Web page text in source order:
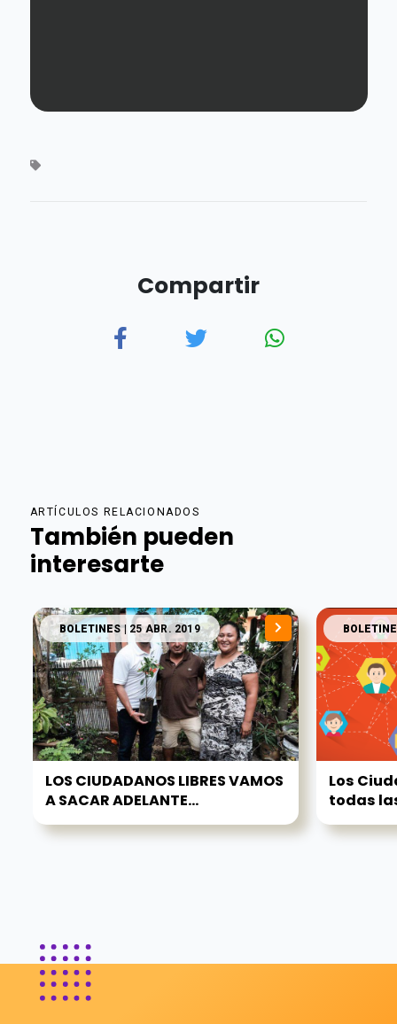
Compartir
ARTÍCULOS RELACIONADOS
También pueden
interesarte
BOLETINES| 25 ABR. 2019
LOS CIUDADANOS LIBRES VAMOS
A SACAR ADELANTE...
Los
todas